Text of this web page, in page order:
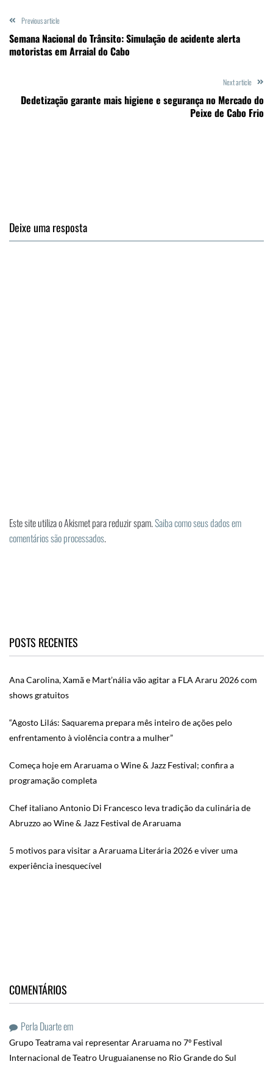
Previous article
Semana Nacional do Trânsito: Simulação de acidente alerta
motoristas em Arraial do Cabo
Next article
Dedetização garante mais higiene e segurança no Mercado do
Peixe de Cabo Frio
Deixe uma resposta
Este site utiliza o Akismet para reduzir spam.Saiba como seus dados em
comentários são processados.
POSTS RECENTES
Ana Carolina, Xamã e Mart’nália vão agitar a FLA Araru 2026 com
shows gratuitos
“Agosto Lilás: Saquarema prepara mês inteiro de ações pelo
enfrentamento à violência contra a mulher”
Começa hoje em Araruama o Wine & Jazz Festival; confira a
programação completa
Chef italiano Antonio Di Francesco leva tradição da culinária de
Abruzzo ao Wine & Jazz Festival de Araruama
5 motivos para visitar a Araruama Literária 2026 e viver uma
experiência inesquecível
COMENTÁRIOS
Perla Duarteem
Grupo Teatrama vai representar Araruama no 7º Festival
Internacional de Teatro Uruguaianense no Rio Grande do Sul